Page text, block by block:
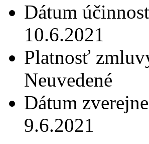
Dátum
10.6.2021
Platnosť
Neuvedené
Dátum
9.6.2021